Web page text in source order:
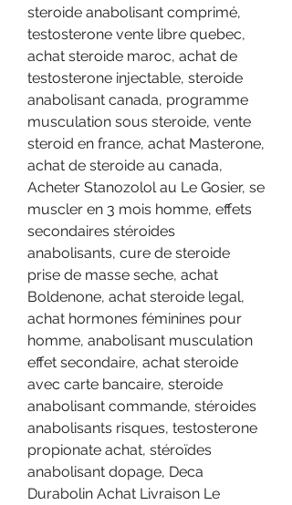
steroide anabolisant comprimé,
testosterone vente libre quebec,
achat steroide maroc, achat de
testosterone injectable, steroide
anabolisant canada, programme
musculation sous steroide, vente
steroid en france, achat Masterone,
achat de steroide au canada,
Acheter Stanozolol au Le Gosier, se
muscler en 3 mois homme, effets
secondaires stéroides
anabolisants, cure de steroide
prise de masse seche, achat
Boldenone, achat steroide legal,
achat hormones féminines pour
homme, anabolisant musculation
effet secondaire, achat steroide
avec carte bancaire, steroide
anabolisant commande, stéroides
anabolisants risques, testosterone
propionate achat, stéroïdes
anabolisant dopage, Deca
Durabolin Achat Livraison Le